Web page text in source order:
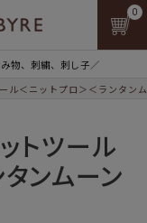
物、刺繍、刺し子／
0
ル＜ニットプロ＞＜ランタン
トツール
ンムーン